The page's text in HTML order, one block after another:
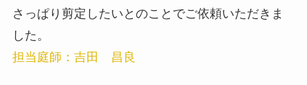
さっぱり剪定したいとのことでご依頼いただきま
した。
担当庭師：吉田 昌良